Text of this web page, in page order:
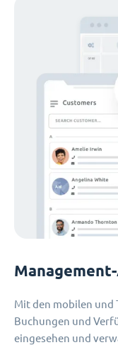
Mit den mobilen und
Buchungen und
eingesehen und